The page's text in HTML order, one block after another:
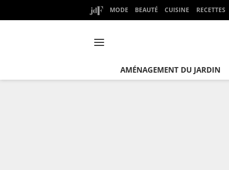
MODE BEAUTÉ CUISINE RECETTES
AMÉNAGEMENT DU JARDIN